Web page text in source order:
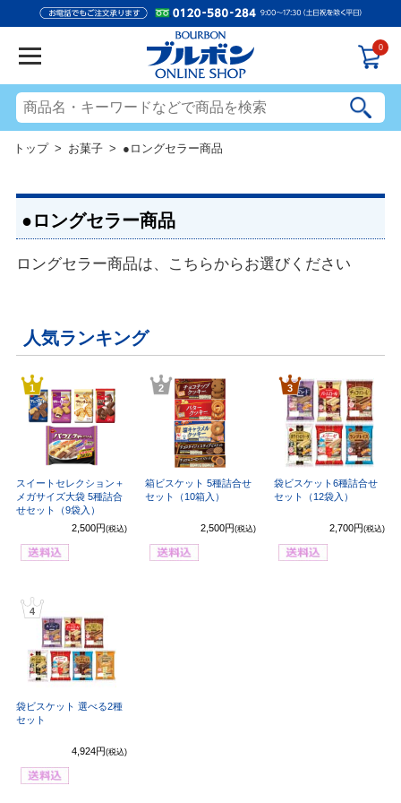
0
トップ> お菓子 > ●ロングセラー商品
●ロングセラー商品
ロングセラー商品は、こちらからお選びください
人気ランキング
1
スイートセレクション＋
メガサイズ大袋 5種詰合
せセット（9袋入）
2,500円 (税込)
2
箱ビスケット 5種詰合せ
セット（10箱入）
2,500円 (税込)
3
袋ビスケット6種詰合せ
セット（12袋入）
2,700円(税込)
4
袋ビスケット 選べる2種
セット
4,924円 (税込)